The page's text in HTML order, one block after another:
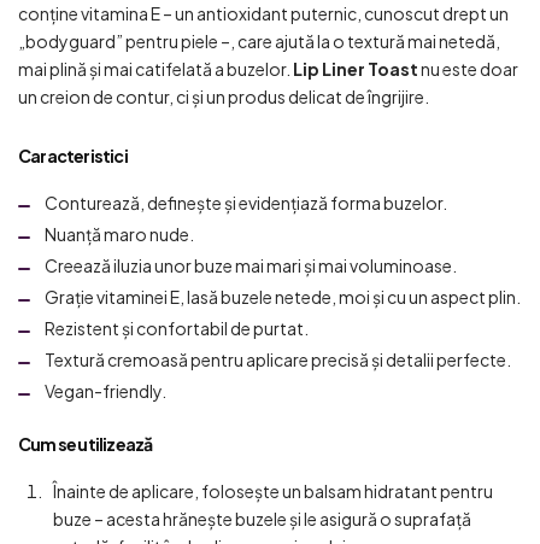
conține vitamina E – un antioxidant puternic, cunoscut drept un
„bodyguard” pentru piele –, care ajută la o textură mai netedă,
mai plină și mai catifelată a buzelor. Lip Liner Toastnu este doar
un creion de contur, ci și un produs delicat de îngrijire.
Caracteristici
Conturează, definește și evidențiază forma buzelor.
Nuanță maro nude.
Creează iluzia unor buze mai mari și mai voluminoase.
Grație vitaminei E, lasă buzele netede, moi și cu un aspect plin.
Rezistent și confortabil de purtat.
Textură cremoasă pentru aplicare precisă și detalii perfecte.
Vegan-friendly.
Cum se utilizează
Înainte de aplicare, folosește un balsam hidratant pentru
buze – acesta hrănește buzele și le asigură o suprafață